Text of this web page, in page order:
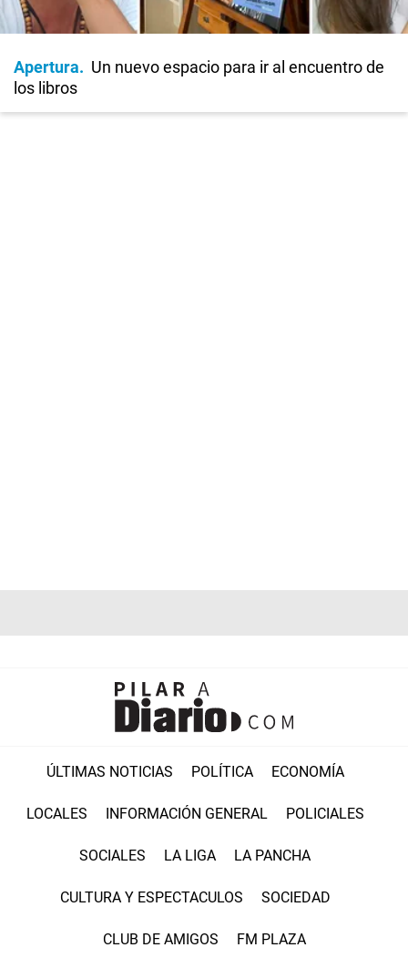
Apertura
Un nuevo espacio para ir al encuentro de
los libros
ÚLTIMAS NOTICIAS POLÍTICA ECONOMÍA
LOCALES INFORMACIÓN GENERAL POLICIALES
SOCIALES LA LIGA LA PANCHA
CULTURA Y ESPECTACULOS SOCIEDAD
CLUB DE AMIGOS FM PLAZA